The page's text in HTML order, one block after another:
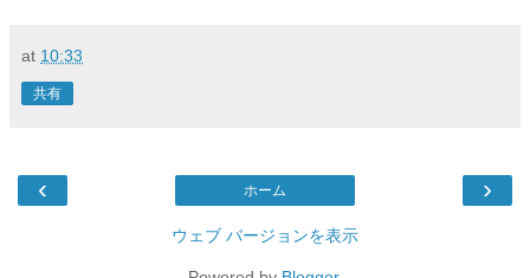
at 10:33
共有
‹ ›
ホーム
ウェブ バージョンを表示